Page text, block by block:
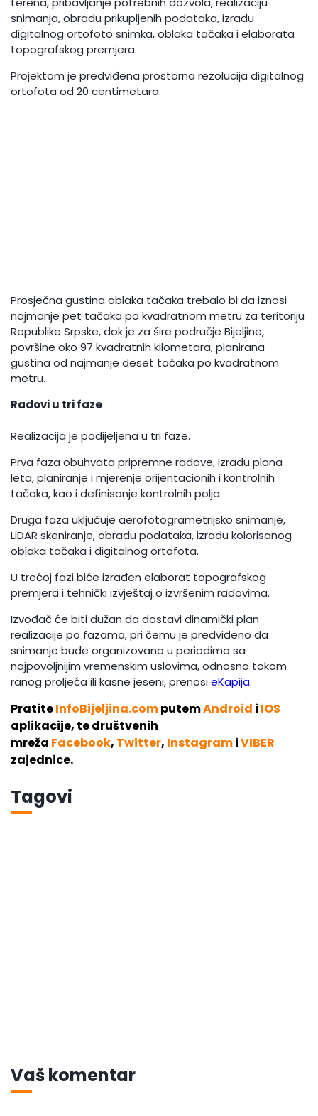
snimanja, obradu prikupljenih podataka, izradu
digitalnog ortofoto snimka, oblaka tačaka i elaborata
topografskog premjera.
Projektom je predviđena prostorna rezolucija digitalnog
ortofota od 20 centimetara.
Prosječna gustina oblaka tačaka trebalo bi da iznosi
najmanje pet tačaka po kvadratnom metru za teritoriju
Republike Srpske, dok je za šire područje Bijeljine,
površine oko 97 kvadratnih kilometara, planirana
gustina od najmanje deset tačaka po kvadratnom
metru.
Radovi u tri faze
Realizacija je podijeljena u tri faze.
Prva faza obuhvata pripremne radove, izradu plana
leta, planiranje i mjerenje orijentacionih i kontrolnih
tačaka, kao i definisanje kontrolnih polja.
Druga faza uključuje aerofotogrametrijsko snimanje,
LiDAR skeniranje, obradu podataka, izradu kolorisanog
oblaka tačaka i digitalnog ortofota.
U trećoj fazi biće izrađen elaborat topografskog
premjera i tehnički izvještaj o izvršenim radovima.
Izvođač će biti dužan da dostavi dinamički plan
realizacije po fazama, pri čemu je predviđeno da
snimanje bude organizovano u periodima sa
najpovoljnijim vremenskim uslovima, odnosno tokom
ranog proljeća ili kasne jeseni, prenosieKapija.
PratiteInfoBijeljina.computemAndroid i IOS
aplikacije, te društvenih
mreža Facebook, Twitter, InstagramiVIBER
zajednice.
Tagovi
Vaš komentar